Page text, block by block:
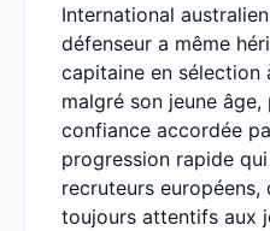
International
défenseur a même
capitaine en sélection
malgré son jeune âge,
confiance accordée
progression rapide qui
recruteurs européens,
toujours attentifs aux